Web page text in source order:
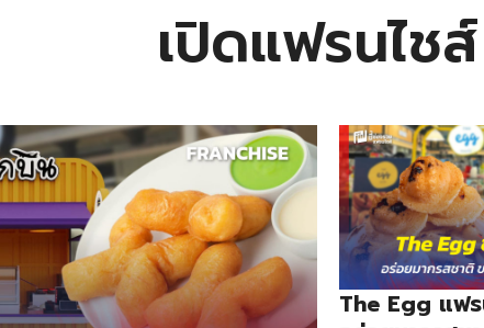
เปิดแฟรนไชส์
The Egg แฟ